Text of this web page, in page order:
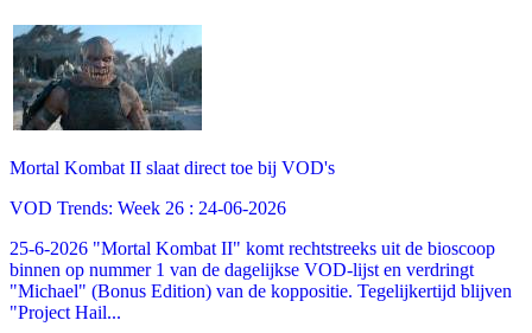
Mortal Kombat II slaat direct toe bij VOD's
VOD Trends: Week 26 : 24-06-2026
25-6-2026 "Mortal Kombat II" komt rechtstreeks uit de bioscoop
binnen op nummer 1 van de dagelijkse VOD-lijst en verdringt
"Michael" (Bonus Edition) van de koppositie. Tegelijkertijd blijven
"Project Hail...